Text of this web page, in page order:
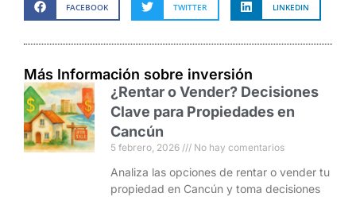
FACEBOOK TWITTER LINKEDIN
Más Información sobre inversión
¿Rentar o Vender? Decisiones
Clave para Propiedades en
Cancún
5 febrero, 2026 No hay comentarios
Analiza las opciones de rentar o vender tu
propiedad en Cancún y toma decisiones